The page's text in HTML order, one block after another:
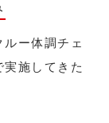
ー体調チェ
施してきた